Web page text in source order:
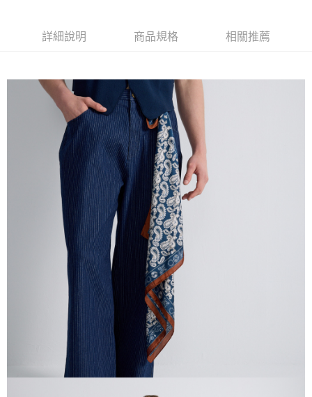
【「AFTEE先享後付」結帳流程】
２．訂單成立數日內，您將收到繳費通知簡訊。
３．收到繳費通知簡訊後14天內，點擊此簡訊中的連結，可透過四大超商／
ATM／網路銀行／等多元方式進行付款，方視為交易完成。
※ 請注意：結帳手續完成當下不需立刻繳費，但若您需要取消訂單，請聯絡
購買商品的店家。未經商家同意取消之訂單仍視為有效，需透過AFTEE先享
後付繳納相關費用。
※ 交易是否成功請以「AFTEE先享後付 」之結帳頁面顯示為準，若有關於
是否繳費成功／繳費後需取消欲退款等相關疑問，請聯繫「AFTEE先享後付
客戶支援中心」
https://netprotections.freshdesk.com/support/home
【注意事項】
１．透過由恩沛科技股份有限公司提供之「AFTEE先享後付」服務完成之交
易，需依本服務之必要範圍內提供個人資料，並將交易相關給付款項請求債
權轉讓予恩沛科技股份有限公司。
２．關於個人資料處理事宜，請瀏覽以下網址：
https://aftee.tw/terms/#terms3
３．未成年的使用者請事先徵得法定代理人或監護人之同意方可使用
「AFTEE先享後付」，若未經同意申辦者引起之損失，本公司不負相關責
４．使用「AFTEE先享後付」時，將依據個別帳號之用戶狀況，依本公司即
時審查核予不同之上限額度；若仍有額度不足之情形，本公司將視審查結果
請求用戶進行身份認證。
５．嚴禁一人註冊多個帳號或使用他人資訊註冊。若發現惡意使用之情形，
恩沛科技股份有限公司將有權停止該用戶之使用額度並採取法律行動。
每筆NT$120，滿NT$3,000(含以上)免運費
每筆NT$350，滿NT$3,500(含以上)免運費
LINEX 宇迅國際
詳細說明 商品規格 相關推薦